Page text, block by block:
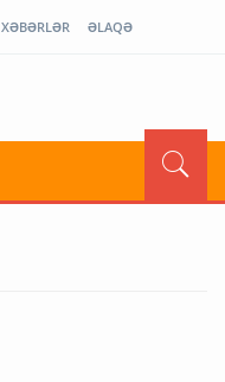
XƏBƏRLƏR ƏLAQƏ